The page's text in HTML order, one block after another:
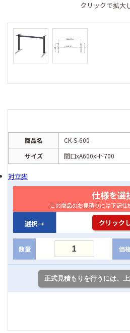
クリックで拡大
商品名
CK-S-600
サイズ
間口xA600xH~700
対立脚
仕様を選
この商品のお見積りには下記仕
選択→ クリック
数量 価